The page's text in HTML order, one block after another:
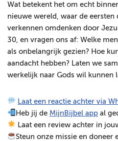
d
i
o
s
p
e
l
r
Wat betekent het om echt
nieuwe wereld, waar de eersten
verkennen omdenken door
30, en vragen ons af: Welke
als onbelangrijk gezien? Hoe
aandacht hebben? Laten we
werkelijk naar Gods wil kunnen
Laat een reactie achter via
Heb jij de MijnBijbel app al
Laat een review achter in
Steun onze missie en doneer